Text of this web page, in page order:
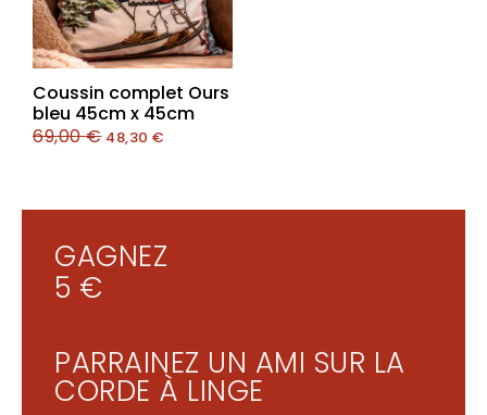
Coussin complet Ours
bleu 45cm x 45cm
69,00€ 48,30 €
GAGNEZ
5 €
PARRAINEZ UN AMI SUR LA
CORDE À LINGE